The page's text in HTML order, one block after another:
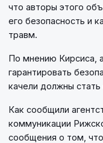
что авторы этого
его безопасность и
травм.
По мнению Кирсиса,
гарантировать
качели должны
Как сообщили
коммуникации
сообщения о том,